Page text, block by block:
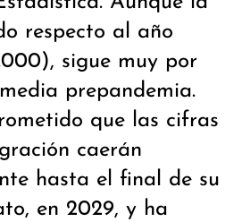
respecto al año
sigue muy por
prepandemia.
que las cifras
caerán
hasta el final de su
en 2029, y ha